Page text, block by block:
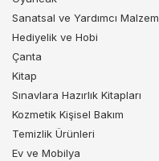
Sanatsal ve Yardımcı
Hediyelik ve Hobi
Çanta
Kitap
Sınavlara Hazırlık Kitapları
Kozmetik Kişisel Bakım
Temizlik Ürünleri
Ev ve Mobilya